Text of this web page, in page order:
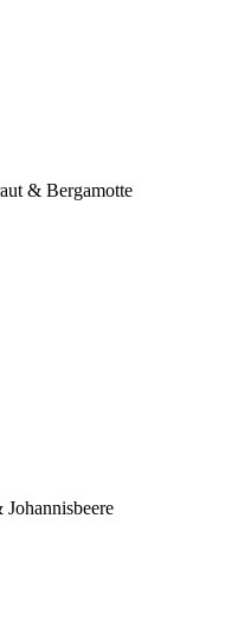
& Bergamotte